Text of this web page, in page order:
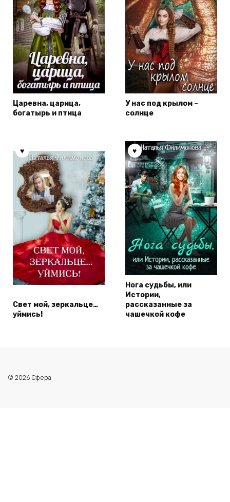
Царевна, царица,
богатырь и птица
У нас под крылом –
солнце
Свет мой, зеркальце…
уймись!
Нога судьбы, или
Истории,
рассказанные за
чашечкой кофе
© 2026 Сфера